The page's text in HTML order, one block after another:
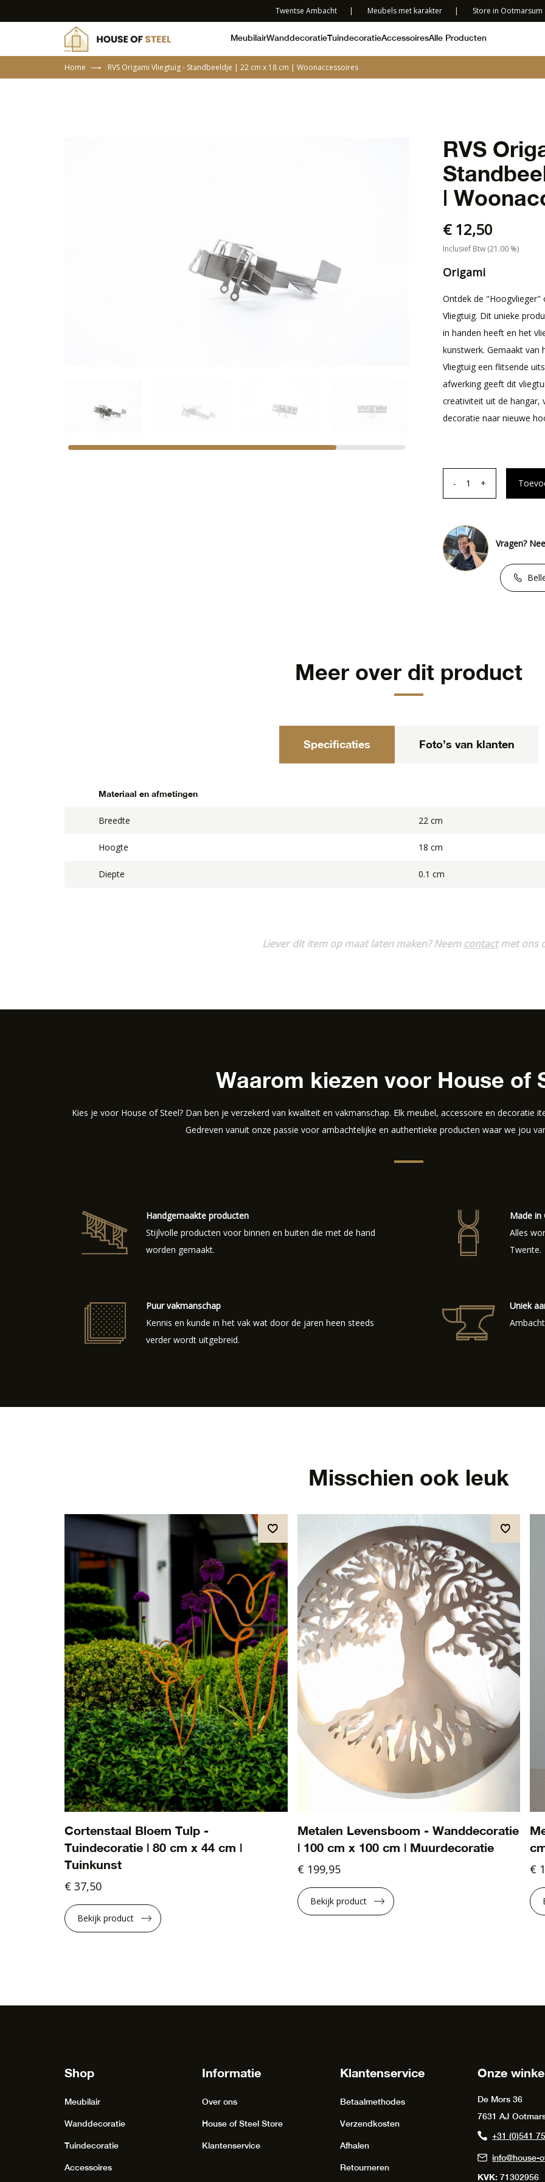
Twentse Ambacht | Meubels met karakter | Store in Ootmarsum
MeubilairWanddecoratieTuindecoratieAccessoiresAlle Producten
Home ⟶ RVS Origami Vliegtuig - Standbeeldje | 22 cm x 18 cm | Woonaccessoires
RVS
|
€ 12,50
Inclusief Btw (21.00 %)
Origami
Ontdek de "Hoogvlieger"
Vliegtuig. Dit unieke
in handen heeft en het
kunstwerk. Gemaakt van
Vliegtuig een flitsende
afwerking geeft dit
creativiteit uit de hangar,
decoratie naar nieuwe
- 1 +
Vragen?
Meer over dit product
Specificaties Foto’s van klanten
Materiaal en afmetingen
Breedte 22 cm
Hoogte 18 cm
Diepte 0.1 cm
Liever dit item op maat laten maken? Neem contactmet ons
Waarom kiezen voor House of
Kies je voor House of Steel? Dan ben je verzekerd van kwaliteit en vakmanschap. Elk meubel, accessoire en
Gedreven vanuit onze passie voor ambachtelijke en authentieke producten waar we jou
Handgemaakte producten
Stijlvolle producten voor binnen en buiten die met de hand
worden gemaakt.
Made in
Alles
Twente.
Puur vakmanschap
Kennis en kunde in het vak wat door de jaren heen steeds
verder wordt uitgebreid.
Uniek
Misschien ook leuk
Cortenstaal Bloem Tulp -
Tuindecoratie | 80 cm x 44 cm |
Tuinkunst
€ 37,50
Bekijk product
Metalen Levensboom - Wanddecoratie
| 100 cm x 100 cm | Muurdecoratie
€ 199,95
Bekijk product
€
Shop
Meubilair
Wanddecoratie
Tuindecoratie
Accessoires
Informatie
Over ons
House of Steel Store
Klantenservice
Klantenservice
Betaalmethodes
Verzendkosten
Afhalen
Retourneren
Onze
De Mors 36
7631 AJ
+31 (0)541
info@house-
KVK: 71302956